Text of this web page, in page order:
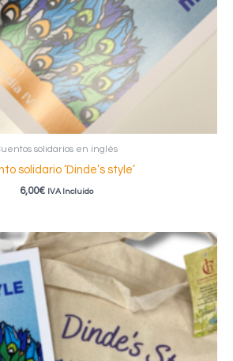
solidarios en inglés
solidario ‘Dinde’s style’
6,00€ IVA Incluido